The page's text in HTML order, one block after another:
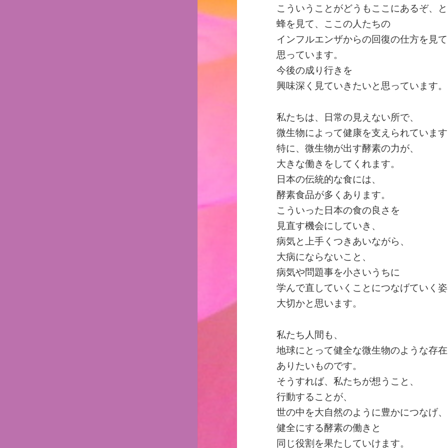
こういうことがどうもここにあるぞ、と
蜂を見て、ここの人たちの
インフルエンザからの回復の仕方を見
思っています。
今後の成り行きを
興味深く見ていきたいと思っています。
私たちは、日常の見えない所で、
微生物によって健康を支えられていま
特に、微生物が出す酵素の力が、
大きな働きをしてくれます。
日本の伝統的な食には、
酵素食品が多くあります。
こういった日本の食の良さを
見直す機会にしていき、
病気と上手くつきあいながら、
大病にならないこと、
病気や問題事を小さいうちに
学んで直していくことにつなげていく
大切かと思います。
私たち人間も、
地球にとって健全な微生物のような存
ありたいものです。
そうすれば、私たちが想うこと、
行動することが、
世の中を大自然のように豊かにつなげ、
健全にする酵素の働きと
同じ役割を果たしていけます。